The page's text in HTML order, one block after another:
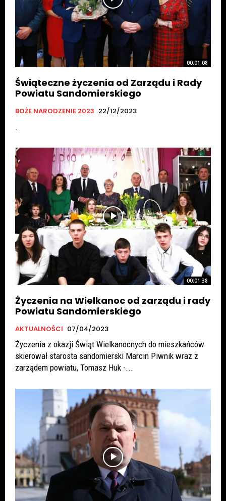
00:01:08
Świąteczne życzenia od Zarządu i Rady
Powiatu Sandomierskiego
BOŻE NARODZENIE 2023 22/12/2023
.
00:01:38
Życzenia na Wielkanoc od zarządu i rady
Powiatu Sandomierskiego
AKTUALNOŚCI 07/04/2023
Życzenia z okazji Świąt Wielkanocnych do mieszkańców
skierował starosta sandomierski Marcin Piwnik wraz z
zarządem powiatu, Tomasz Huk -...